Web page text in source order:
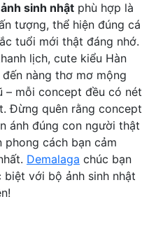
sinh nhật phù hợp là
tượng, thể hiện đúng cá
tuổi mới thật đáng nhớ.
lịch, cute kiểu Hàn
nàng thơ mơ mộng
– mỗi concept đều có nét
Đừng quên rằng concept
ánh đúng con người thật
phong cách bạn cảm
Demalaga chúc bạn
với bộ ảnh sinh nhật